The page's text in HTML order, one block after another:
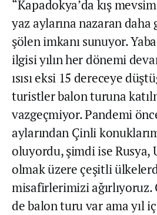
“Kapadokya’da kış
yaz aylarına nazaran daha
şölen imkanı sunuyor.
ilgisi yılın her dönemi
ısısı eksi 15 dereceye
turistler balon turuna
vazgeçmiyor. Pandemi
aylarından Çinli
oluyordu, şimdi ise Rusya,
olmak üzere çeşitli
misafirlerimizi
de balon turu var ama yıl